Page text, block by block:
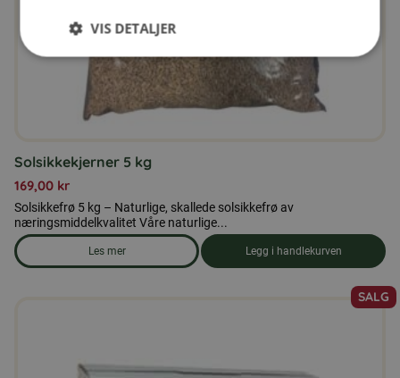
Solsikkekjerner 5 kg
169,00 kr
Solsikkefrø 5 kg – Naturlige, skallede solsikkefrø av
næringsmiddelkvalitet Våre naturlige...
Les mer
om produkten Solsikkekjerner 5 kg
Legg i handlekurven
SALG
VIS DETALJER